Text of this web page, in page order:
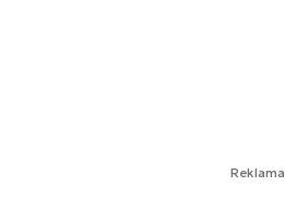
Reklama